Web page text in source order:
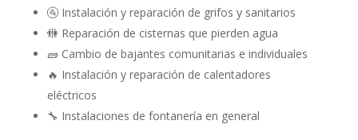
🚰 Instalación y reparación de grifos y sanitarios
🚻 Reparación de cisternas que pierden agua
🧱 Cambio de bajantes comunitarias e individuales
🔥 Instalación y reparación de calentadores
eléctricos
🔧 Instalaciones de fontanería en general